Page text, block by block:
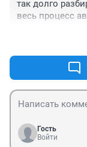
так долго
весь процесс
Гость
Войти